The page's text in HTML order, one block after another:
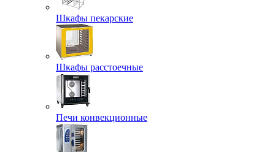
Шкафы пекарские
Шкафы расстоечные
Печи конвекционные